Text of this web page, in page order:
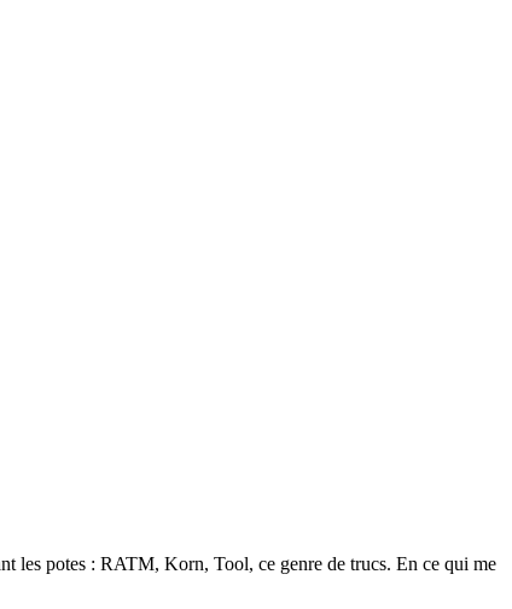
les potes : RATM, Korn, Tool, ce genre de trucs. En ce qui me